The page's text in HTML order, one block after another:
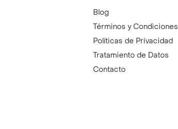
Blog
Términos y Condiciones
Políticas de Privacidad
Tratamiento de Datos
Contacto